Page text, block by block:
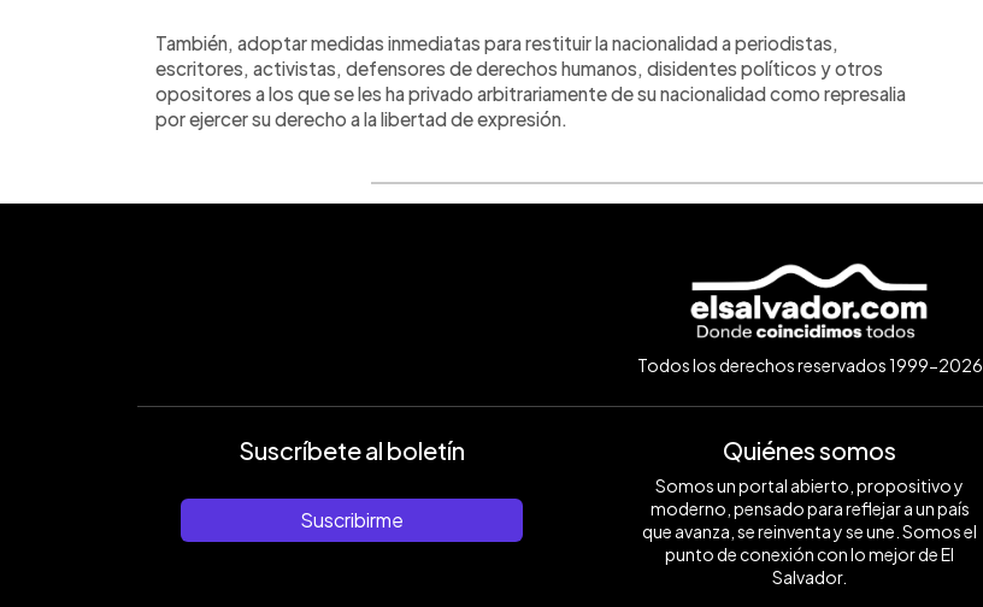
También, adoptar medidas inmediatas para restituir la nacionalidad a periodistas,
escritores, activistas, defensores de derechos humanos, disidentes políticos y otros
opositores a los que se les ha privado arbitrariamente de su nacionalidad como represalia
por ejercer su derecho a la libertad de expresión.
Todos los derechos reservados 1999-2026
Suscríbete al boletín
Suscribirme
Quiénes somos
Somos un portal abierto, propositivo y
moderno, pensado para reflejar a un país
que avanza, se reinventa y se une. Somos el
punto de conexión con lo mejor de El
Salvador.